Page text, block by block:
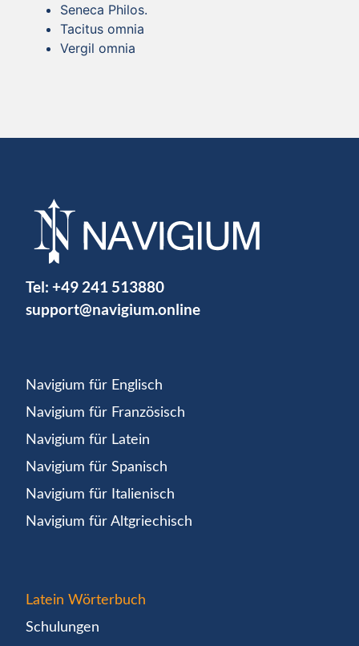
Seneca Philos.
Tacitus omnia
Vergil omnia
Tel: +49 241 513880
support@navigium.online
Navigium für Englisch
Navigium für Französisch
Navigium für Latein
Navigium für Spanisch
Navigium für Italienisch
Navigium für Altgriechisch
Latein Wörterbuch
Schulungen